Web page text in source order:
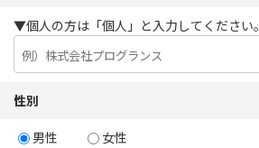
▼個人の方は「個人」と入力してください。
性別
男性 女性